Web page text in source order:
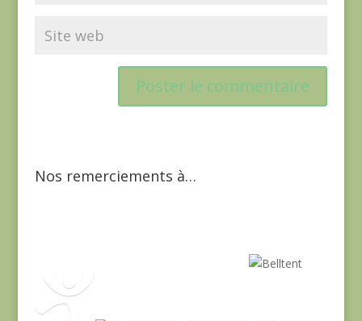
Nos remerciements à…